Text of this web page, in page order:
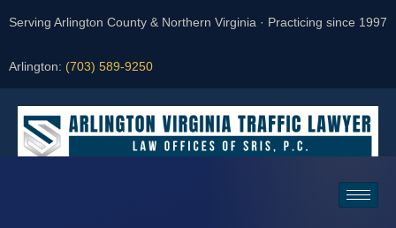
Serving Arlington County & Northern Virginia · Practicing since 1997
Arlington: (703) 589-9250